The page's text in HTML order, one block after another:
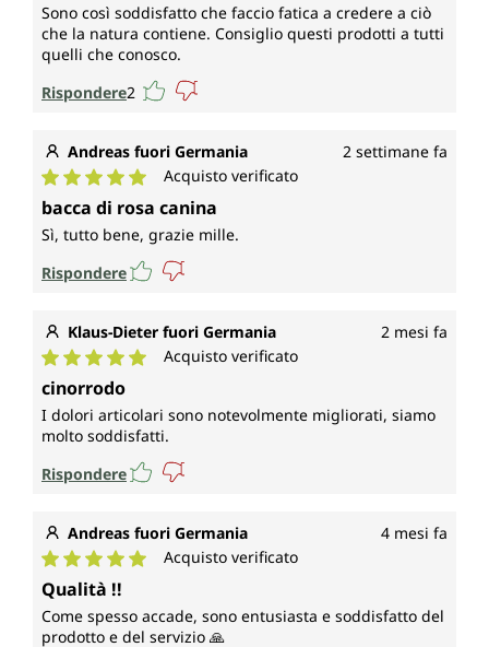
Sono così soddisfatto che faccio fatica a credere a ciò
che la natura contiene. Consiglio questi prodotti a tutti
quelli che conosco.
Rispondere2
Andreas fuori Germania 2 settimane fa
Valutazione media di 5 su 5 stelle
Acquisto verificato
bacca di rosa canina
Sì, tutto bene, grazie mille.
Rispondere
Klaus-Dieter fuori Germania 2 mesi fa
Valutazione media di 5 su 5 stelle
Acquisto verificato
cinorrodo
I dolori articolari sono notevolmente migliorati, siamo
molto soddisfatti.
Rispondere
Andreas fuori Germania 4 mesi fa
Valutazione media di 5 su 5 stelle
Acquisto verificato
Qualità !!
Come spesso accade, sono entusiasta e soddisfatto del
prodotto e del servizio 🙏